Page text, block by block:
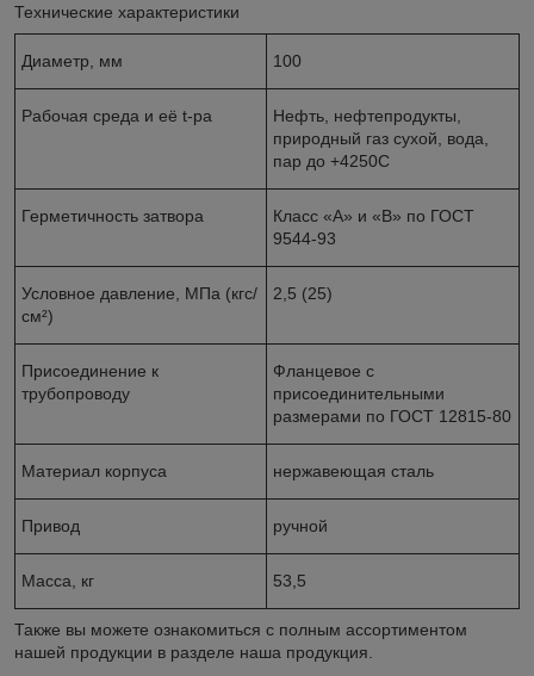
Технические характеристики
Диаметр, мм 100
Рабочая среда и её t-ра
Нефть, нефтепродукты,
природный газ сухой, вода,
пар до +4250С
Герметичность затвора
Класс «А» и «В» по ГОСТ
9544-93
Условное давление, МПа (кгс/
см²)
2,5 (25)
Присоединение к
трубопроводу
Фланцевое с
присоединительными
размерами по ГОСТ 12815-80
Материал корпуса нержавеющая сталь
Привод ручной
Масса, кг 53,5
Также вы можете ознакомиться с полным ассортиментом
нашей продукции в разделе наша продукция.